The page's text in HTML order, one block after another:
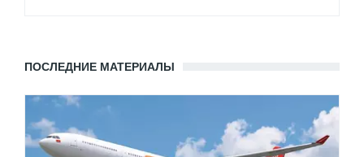
ПОСЛЕДНИЕ МАТЕРИАЛЫ